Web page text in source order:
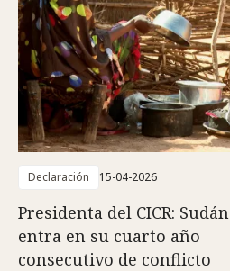
Declaración 15-04-2026
Presidenta del CICR: Sudán
entra en su cuarto año
consecutivo de conflicto